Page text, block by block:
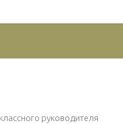
руководителя